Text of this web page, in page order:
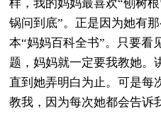
样，我的妈妈最喜欢“刨树
锅问到底”。正是因为她有
本“妈妈百科全书”。只要看
题，妈妈就一定要我教她
直到她弄明白为止。可是每
教我，因为每次她都会告诉